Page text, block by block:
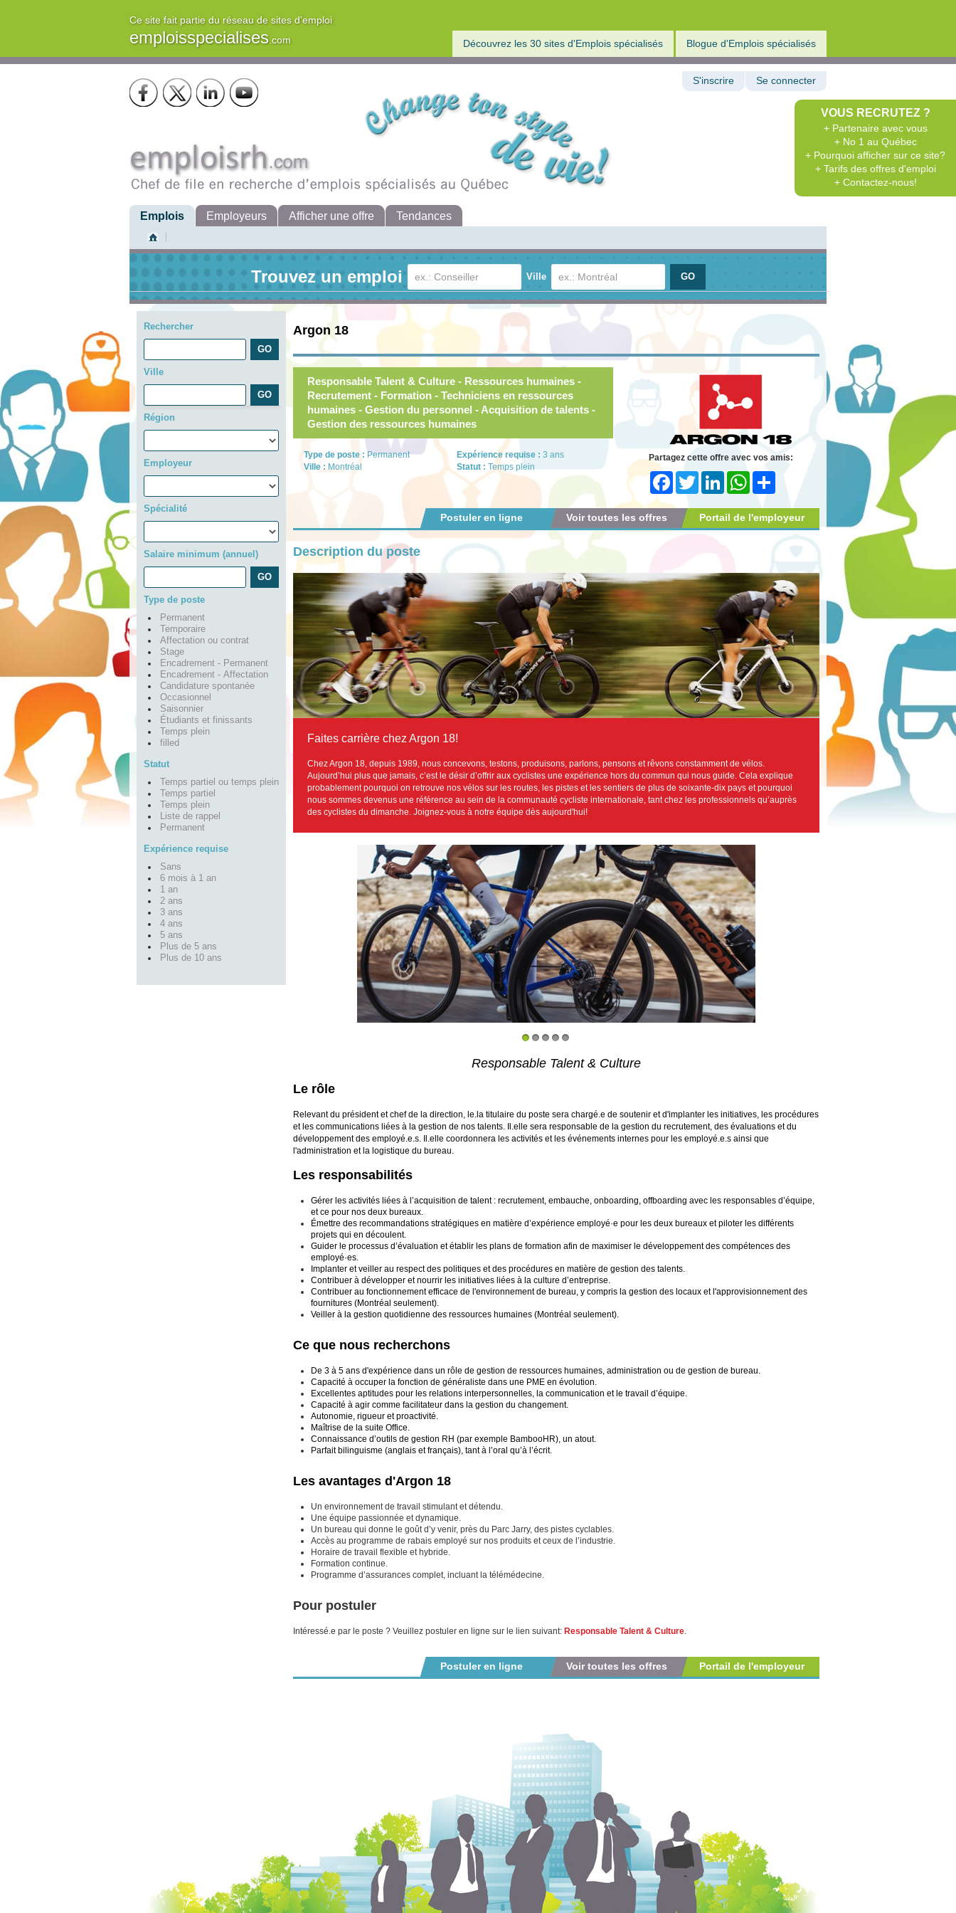
Ce site fait partie du réseau de sites d'emploi
emploisspecialises.com Découvrez les 30 sites d'Emplois spécialisés Blogue d'Emplois spécialisés
VOUS RECRUTEZ ?
+ Partenaire avec vous
+ No 1 au Québec
+ Pourquoi afficher sur ce site?
+ Tarifs des offres d'emploi
+ Contactez-nous!
S'inscrire Se connecter
Emplois Employeurs Afficher une offre Tendances
Trouvez un emploi Ville
Rechercher
Ville
Région
Employeur
Spécialité
Salaire minimum (annuel)
Type de poste
Permanent
Temporaire
Affectation ou contrat
Stage
Encadrement - Permanent
Encadrement - Affectation
Candidature spontanée
Occasionnel
Saisonnier
Étudiants et finissants
Temps plein
filled
Statut
Temps partiel ou temps plein
Temps partiel
Temps plein
Liste de rappel
Permanent
Expérience requise
Sans
6 mois à 1 an
1 an
2 ans
3 ans
4 ans
5 ans
Plus de 5 ans
Plus de 10 ans
Argon 18
Responsable Talent & Culture - Ressources humaines -
Recrutement - Formation - Techniciens en ressources
humaines - Gestion du personnel - Acquisition de talents -
Gestion des ressources humaines
Type de poste : Permanent
Ville : Montréal
Expérience requise : 3 ans
Statut : Temps plein
Partagez cette offre avec vos amis:
FacebookTwitter LinkedInWhatsApp
Portail de l'employeur
Voir toutes les offres
Postuler en ligne
Description du poste
Faites carrière chez Argon 18!
Chez Argon 18, depuis 1989, nous concevons, testons, produisons, parlons, pensons et rêvons constamment de vélos.
Aujourd’hui plus que jamais, c’est le désir d’offrir aux cyclistes une expérience hors du commun qui nous guide. Cela explique
probablement pourquoi on retrouve nos vélos sur les routes, les pistes et les sentiers de plus de soixante-dix pays et pourquoi
nous sommes devenus une référence au sein de la communauté cycliste internationale, tant chez les professionnels qu’auprès
des cyclistes du dimanche. Joignez-vous à notre équipe dès aujourd'hui!
Responsable Talent & Culture
Le rôle
Relevant du président et chef de la direction, le.la titulaire du poste sera chargé.e de soutenir et d'implanter les initiatives, les procédures
et les communications liées à la gestion de nos talents. Il.elle sera responsable de la gestion du recrutement, des évaluations et du
développement des employé.e.s. Il.elle coordonnera les activités et les événements internes pour les employé.e.s ainsi que
l'administration et la logistique du bureau.
Les responsabilités
Gérer les activités liées à l’acquisition de talent : recrutement, embauche, onboarding, offboarding avec les responsables d’équipe,
et ce pour nos deux bureaux.
Émettre des recommandations stratégiques en matière d’expérience employé·e pour les deux bureaux et piloter les différents
projets qui en découlent.
Guider le processus d’évaluation et établir les plans de formation afin de maximiser le développement des compétences des
employé·es.
Implanter et veiller au respect des politiques et des procédures en matière de gestion des talents.
Contribuer à développer et nourrir les initiatives liées à la culture d’entreprise.
Contribuer au fonctionnement efficace de l'environnement de bureau, y compris la gestion des locaux et l'approvisionnement des
fournitures (Montréal seulement).
Veiller à la gestion quotidienne des ressources humaines (Montréal seulement).
Ce que nous recherchons
De 3 à 5 ans d'expérience dans un rôle de gestion de ressources humaines, administration ou de gestion de bureau.
Capacité à occuper la fonction de généraliste dans une PME en évolution.
Excellentes aptitudes pour les relations interpersonnelles, la communication et le travail d’équipe.
Capacité à agir comme facilitateur dans la gestion du changement.
Autonomie, rigueur et proactivité.
Maîtrise de la suite Office.
Connaissance d’outils de gestion RH (par exemple BambooHR), un atout.
Parfait bilinguisme (anglais et français), tant à l’oral qu’à l’écrit.
Les avantages d'Argon 18
Un environnement de travail stimulant et détendu.
Une équipe passionnée et dynamique.
Un bureau qui donne le goût d’y venir, près du Parc Jarry, des pistes cyclables.
Accès au programme de rabais employé sur nos produits et ceux de l’industrie.
Horaire de travail flexible et hybride.
Formation continue.
Programme d’assurances complet, incluant la télémédecine.
Pour postuler
Intéressé.e par le poste ? Veuillez postuler en ligne sur le lien suivant: Responsable Talent & Culture.
Portail de l'employeur
Voir toutes les offres
Postuler en ligne